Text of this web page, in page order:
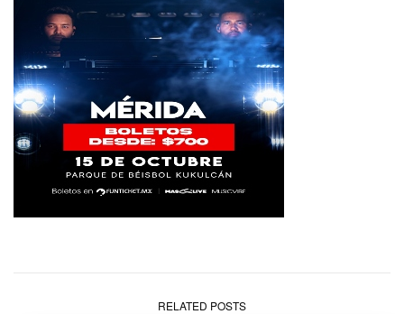
RELATED POSTS